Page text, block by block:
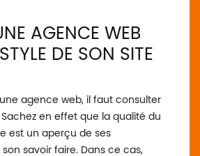
AGENCE WEB
DE SON SITE
agence web, il faut consulter
en effet que la qualité du
est un aperçu de ses
savoir faire. Dans ce cas,